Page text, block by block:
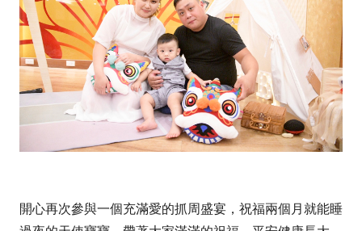
開心再次參與一個充滿愛的抓周盛宴，祝福兩個月就能睡